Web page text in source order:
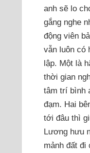
anh sẽ lo
gắng nghe
động viên
vẫn luôn có
lập. Một là
thời gian
tâm trí bình
đạm. Hai
tới đâu thì
Lương hưu
mảnh đất đi